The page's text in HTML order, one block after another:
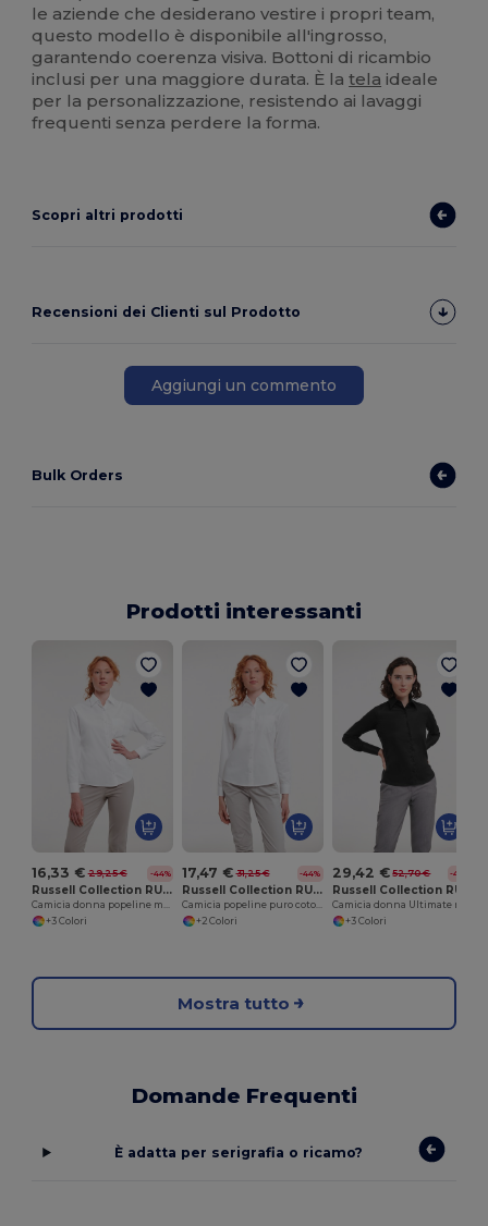
le aziende che desiderano vestire i propri team,
questo modello è disponibile all'ingrosso,
garantendo coerenza visiva. Bottoni di ricambio
inclusi per una maggiore durata. È latela ideale
per la personalizzazione, resistendo ai lavaggi
frequenti senza perdere la forma.
Scopri altri prodotti
Recensioni dei Clienti sul Prodotto
Aggiungi un commento
Bulk Orders
Prodotti interessanti
16,33 € 29,25 € -44%
Russell Collection RU934F
Camicia donna popeline maniche lunghe
+3 Colori
17,47 € 31,25 € -44%
Russell Collection RU936F
Camicia popeline puro cotone maniche lunghe
+2 Colori
29,42 € 52,70 € -44%
+3 Colori
Mostra tutto
Domande Frequenti
È adatta per serigrafia o ricamo?